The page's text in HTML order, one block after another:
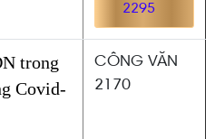
2295
trong
Covid-
CÔNG VĂN
2170